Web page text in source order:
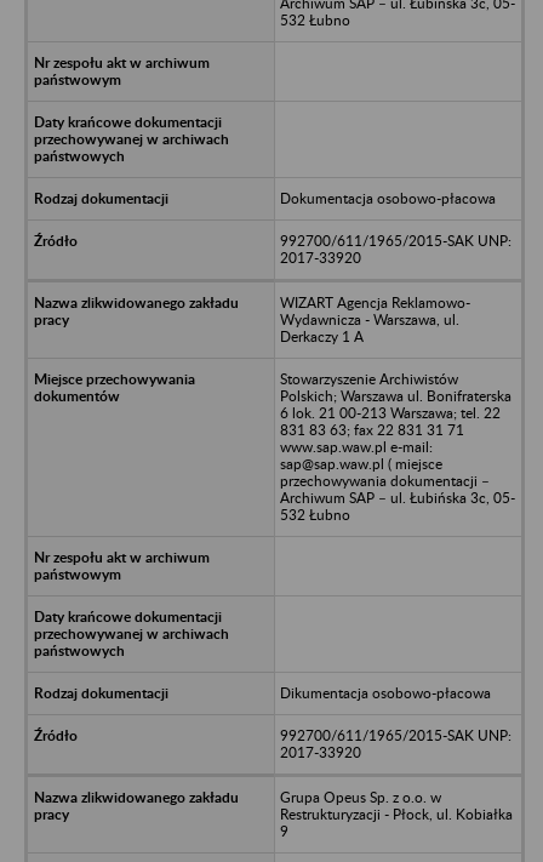
532 Łubno
Dokumentacja osobowo-płacowa
992700/611/1965/2015-SAK UNP:
2017-33920
WIZART Agencja Reklamowo-
Wydawnicza - Warszawa, ul.
Derkaczy 1 A
Stowarzyszenie Archiwistów
Polskich; Warszawa ul. Bonifraterska
6 lok. 21 00-213 Warszawa; tel. 22
831 83 63; fax 22 831 31 71
www.sap.waw.pl e-mail:
sap@sap.waw.pl ( miejsce
przechowywania dokumentacji –
Archiwum SAP – ul. Łubińska 3c, 05-
532 Łubno
Dikumentacja osobowo-płacowa
992700/611/1965/2015-SAK UNP:
2017-33920
Grupa Opeus Sp. z o.o. w
Restrukturyzacji - Płock, ul. Kobiałka
9